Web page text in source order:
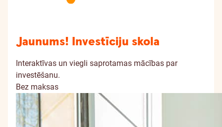
Jaunums! Investīciju skola
Interaktīvas un viegli saprotamas mācības par
investēšanu.
Bez maksas